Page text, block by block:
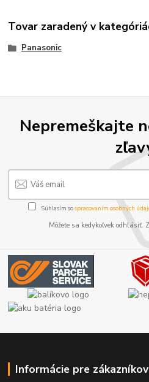
Tovar zaradený v
Panasonic
Nepremeškajte
Súhlasím sospracovaním osobných
Môžete sa kedykoľvek
Informácie pre zákazníkov